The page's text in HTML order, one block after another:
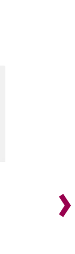
‹